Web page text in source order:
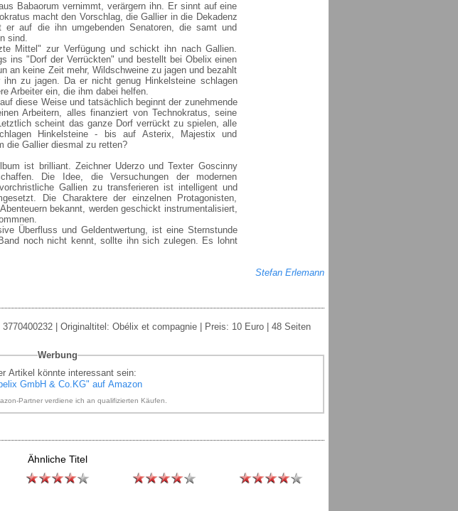
Babaorum vernimmt, verärgern ihn. Er sinnt auf eine
macht den Vorschlag, die Gallier in die Dekadenz
auf die ihn umgebenden Senatoren, die samt und
sind.
Mittel" zur Verfügung und schickt ihn nach Gallien.
ins "Dorf der Verrückten" und bestellt bei Obelix einen
an keine Zeit mehr, Wildschweine zu jagen und bezahlt
ihn zu jagen. Da er nicht genug Hinkelsteine schlagen
Arbeiter ein, die ihm dabei helfen.
diese Weise und tatsächlich beginnt der zunehmende
Arbeitern, alles finanziert von Technokratus, seine
scheint das ganze Dorf verrückt zu spielen, alle
Hinkelsteine - bis auf Asterix, Majestix und
die Gallier diesmal zu retten?
ist brilliant. Zeichner Uderzo und Texter Goscinny
Die Idee, die Versuchungen der modernen
Gallien zu transferieren ist intelligent und
Die Charaktere der einzelnen Protagonisten,
bekannt, werden geschickt instrumentalisiert,
Überfluss und Geldentwertung, ist eine Sternstunde
noch nicht kennt, sollte ihn sich zulegen. Es lohnt
Stefan Erlemann
| Originaltitel: Obélix et compagnie | Preis: 10 Euro | 48 Seiten
Werbung
Artikel könnte interessant sein:
GmbH & Co.KG" auf Amazon
Partner verdiene ich an qualifizierten Käufen.
Ähnliche Titel